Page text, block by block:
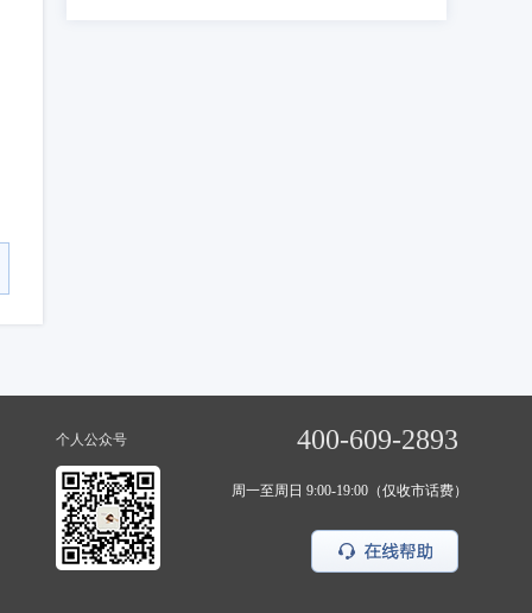
个人公众号 400-609-2893
周一至周日 9:00-19:00（仅收市话费）